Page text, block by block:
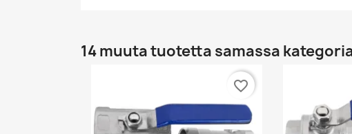
14 muuta tuotetta samassa
favorite_border